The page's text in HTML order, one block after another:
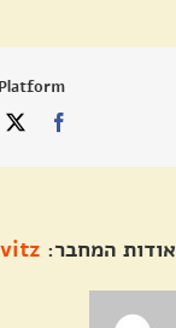
X
אודות המחבר: